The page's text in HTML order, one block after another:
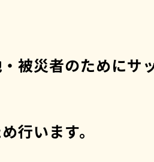
被災者のためにサ
行います。